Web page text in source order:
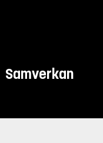
Samverkan